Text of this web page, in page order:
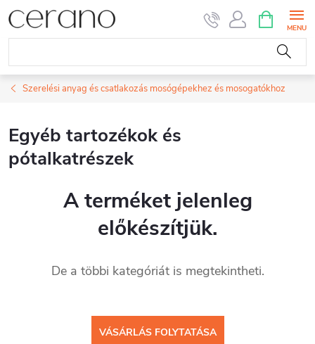
Ugrás
KOSÁR
Szerelési anyag és csatlakozás mosógépekhez és mosogatókhoz
Egyéb tartozékok és
pótalkatrészek
A terméket jelenleg
előkészítjük.
De a többi kategóriát is megtekintheti.
VÁSÁRLÁS FOLYTATÁSA